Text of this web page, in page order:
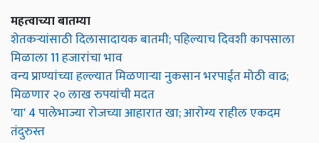
महत्वाच्या बातम्या
शेतकऱ्यांसाठी दिलासादायक बातमी; पहिल्याच दिवशी कापसाला
मिळाला 11 हजारांचा भाव
वन्य प्राण्यांच्या हल्ल्यात मिळणाऱ्या नुकसान भरपाईत मोठी वाढ;
मिळणार २० लाख रुपयांची मदत
'या' 4 पालेभाज्या रोजच्या आहारात खा; आरोग्य राहील एकदम
तंदुरुस्त